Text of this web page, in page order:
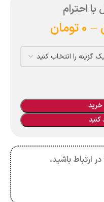
احترام
–
0 تومان
ارتباط باشید.